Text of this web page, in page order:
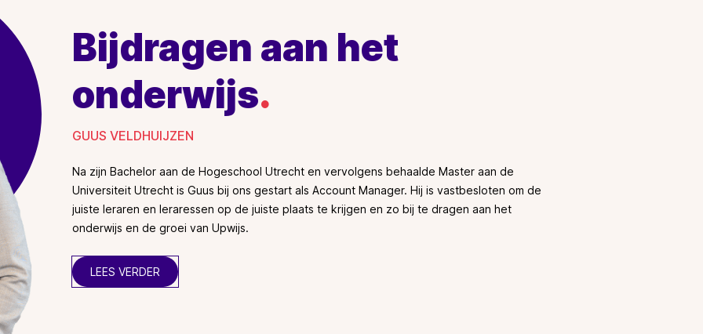
Bijdragen aan het
onderwijs.
GUUS VELDHUIJZEN
Na zijn Bachelor aan de Hogeschool Utrecht en vervolgens behaalde Master aan de
Universiteit Utrecht is Guus bij ons gestart als Account Manager. Hij is vastbesloten om de
juiste leraren en leraressen op de juiste plaats te krijgen en zo bij te dragen aan het
onderwijs en de groei van Upwijs.
LEES VERDER